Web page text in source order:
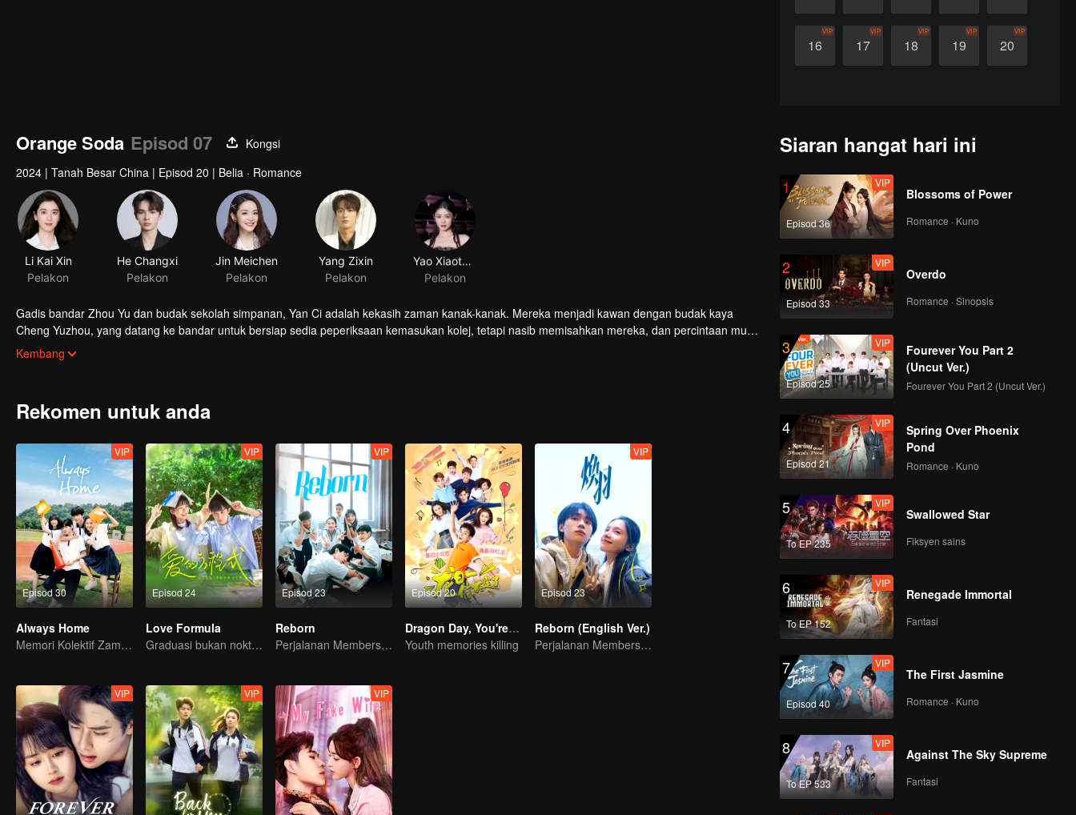
16
VIP
17
VIP
18
VIP
19
VIP
20
VIP
Orange Soda Episod 07
Kongsi
2024 | Tanah Besar China | Episod 20 | Belia · Romance
Li Kai Xin
Pelakon
He Changxi
Pelakon
Jin Meichen
Pelakon
Yang Zixin
Pelakon
Yao Xiaotang
Pelakon
Gadis bandar Zhou Yu dan budak sekolah simpanan, Yan Ci adalah kekasih zaman kanak-kanak. Mereka menjadi kawan dengan budak kaya
Cheng Yuzhou, yang datang ke bandar untuk bersiap sedia peperiksaan kemasukan kolej, tetapi nasib memisahkan mereka, dan percintaan muda
mereka hilang. Bertahun-tahun kemudian, mereka bertiga bersatu semula di pekan kecil dan perasaan mereka terhadap satu sama lain berkobar
Kembang
Rekomen untuk anda
Episod 30
VIP
Always Home
Memori Kolektif Zaman Remaja Generasi 90-an
Episod 24
VIP
Love Formula
Graduasi bukan noktah, persahabatan kekal selamanya！
Episod 23
VIP
Reborn
Perjalanan Membersar Zhang Jingyi dan Zhou Yiran
Episod 20
Dragon Day, You're Dead
Youth memories killing
Episod 23
VIP
Reborn (English Ver.)
Perjalanan Membersar Zhang Jingyi dan Zhou Yiran
VIP VIP VIP
Siaran hangat hari ini
1
Episod 36
VIP
Blossoms of Power
Romance · Kuno
2
Episod 33
VIP
Overdo
Romance · Sinopsis
3
Episod 25
VIP
Fourever You Part 2
(Uncut Ver.)
Fourever You Part 2 (Uncut Ver.)
4
Episod 21
VIP
Spring Over Phoenix
Pond
Romance · Kuno
5
To EP 235
VIP
Swallowed Star
Fiksyen sains
6
To EP 152
VIP
Renegade Immortal
Fantasi
7
Episod 40
VIP
The First Jasmine
Romance · Kuno
8
To EP 533
VIP
Against The Sky Supreme
Fantasi